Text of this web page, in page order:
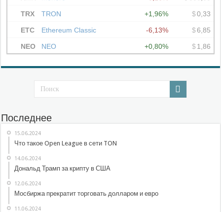
Последнее
15.06.2024
Что такое Open League в сети TON
14.06.2024
Дональд Трамп за крипту в США
12.06.2024
Мосбиржа прекратит торговать долларом и евро
11.06.2024